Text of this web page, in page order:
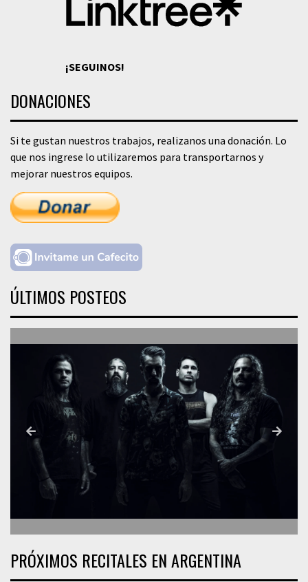
¡SEGUINOS!
DONACIONES
Si te gustan nuestros trabajos, realizanos una donación. Lo
que nos ingrese lo utilizaremos para transportarnos y
mejorar nuestros equipos.
ÚLTIMOS POSTEOS
PRÓXIMOS RECITALES EN ARGENTINA